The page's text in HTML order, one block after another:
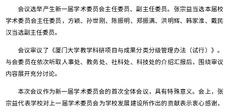
会议选举产生新一届学术委员会主任委员、副主任委员。张宗益当选本届校
学术委员会主任委员，方颖、孙世刚、陈振明、郑振满、洪明辉、韩家淮、戴民
汉当选副主任委员。
会议审议了《厦门大学教学科研项目与成果分类分级管理办法（试行）》。
与会委员在依次听取人事处、教务处、社科处、科技处的介绍汇报后，围绕审议
内容展开充分讨论。
本次会议作为新一届学术委员会的首次全体会议，具有特殊意义。会上，张
宗益代表学校对上一届学术委员会为学校发展建设所作出的贡献表示衷心感谢，